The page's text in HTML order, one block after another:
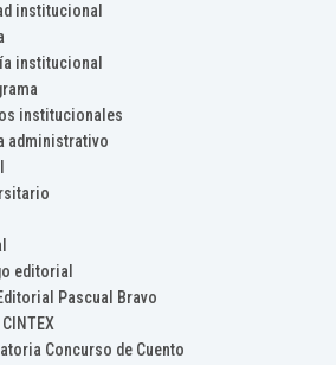
institucional
institucional
institucionales
administrativo
editorial
Pascual Bravo
Concurso de Cuento